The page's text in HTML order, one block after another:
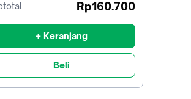
Rp160.700
+ Keranjang
Beli